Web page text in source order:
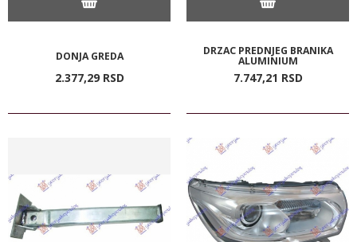
DONJA GREDA
2.377,29 RSD
DRZAC PREDNJEG BRANIKA
ALUMINIUM
7.747,21 RSD